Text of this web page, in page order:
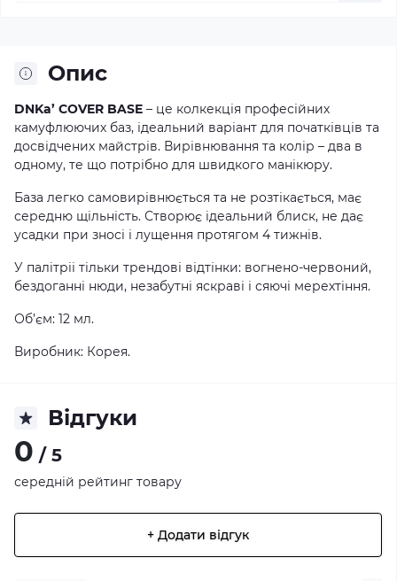
Опис
DNKa’ COVER BASE – це колкекція професійних
камуфлюючих баз, ідеальний варіант для початківців та
досвідчених майстрів. Вирівнювання та колір – два в
одному, те що потрібно для швидкого манікюру.
База легко самовирівнюється та не розтікається, має
середню щільність. Створює ідеальний блиск, не дає
усадки при зносі і лущення протягом 4 тижнів.
У палітріі тільки трендові відтінки: вогнено-червоний,
бездоганні нюди, незабутні яскраві і сяючі мерехтіння.
Об’єм: 12 мл.
Виробник: Корея.
Відгуки
0 / 5
середній рейтинг товару
+ Додати відгук